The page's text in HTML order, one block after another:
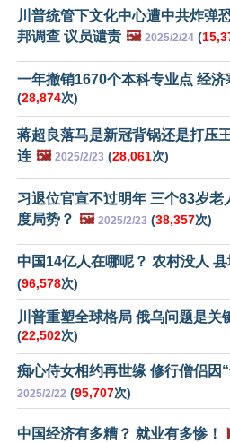
川普统管下文化中心遭中共炸弹
邦调查 议员谴责 🖼️ 2025/2/24 (
一年撤销1670个本科专业点 经
(28,874次)
蒋超良落马是新冠背锅还是打压
连 🖼️ 2025/2/23 (28,061次)
习退位官宣不过明年 三个83岁老
度局势？ 🖼️ 2025/2/23 (38,357次)
中国14亿人在哪呢？ 农村没人 县
(96,578次)
川普重塑全球格局 俄乌问题是关
(22,502次)
痴心侍女相约再世缘 修行僧侣因
2025/2/22 (95,707次)
中国经济有多糟？ 就业有多惨！